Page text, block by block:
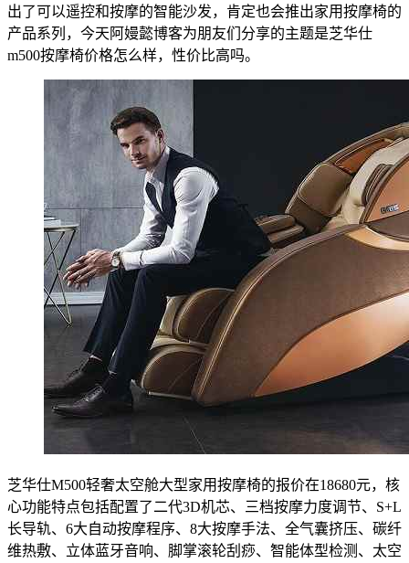
出了可以遥控和按摩的智能沙发，肯定也会推出家用按摩椅的
产品系列，今天阿嫚懿博客为朋友们分享的主题是芝华仕
m500按摩椅价格怎么样，性价比高吗。
芝华仕M500轻奢太空舱大型家用按摩椅的报价在18680元，核
心功能特点包括配置了二代3D机芯、三档按摩力度调节、S+L
长导轨、6大自动按摩程序、8大按摩手法、全气囊挤压、碳纤
维热敷、立体蓝牙音响、脚掌滚轮刮痧、智能体型检测、太空